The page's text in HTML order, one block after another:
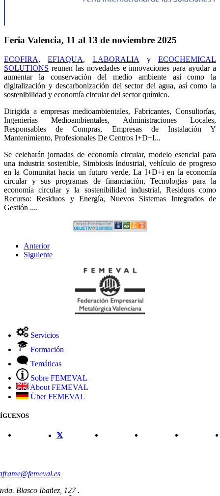
Feria Valencia, 11 al 13 de noviembre 2025
ECOFIRA,EFIAQUA, LABORALIA y ECOCHEMICAL
SOLUTIONS reunen las novedades e innovaciones para ayudar a
aumentar la conservación del medio ambiente así como la
digitalización y descarbonización del sector del agua, así como la
sostenibilidad y economía circular del sector químico.
Dirigida a empresas medioambientales, Fabricantes, Consultorías,
Ingenierías Medioambientales, Administraciones Locales,
Responsables de Compras, Empresas de Instalación Y
Mantenimiento, Profesionales De Centros I+D+I...
Se celebarán jornadas de economía circular, modelo esencial para
una industria sostenible, Simbiosis Industrial, vehículo de progreso
en la Comunitat hacia un futuro verde, La I+D+i en la economía
circular y sus programas de financiación, Tecnologías para la
economía circular y la sostenibilidad industrial, Residuos como
Recurso: Residuos y Energía, Nuevos Sistemas Integrados de
Gestión ....
Anterior
Siguiente
Servicios
Formación
Temáticas
Sobre FEMEVAL
About FEMEVAL
Über FEMEVAL
Blasco Ibañez, 127 .